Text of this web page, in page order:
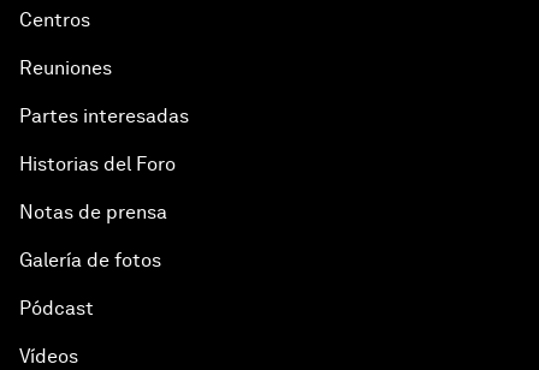
Centros
Reuniones
Partes interesadas
Historias del Foro
Notas de prensa
Galería de fotos
Pódcast
Vídeos